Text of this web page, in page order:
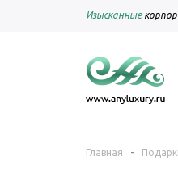
Изысканные
Главная -